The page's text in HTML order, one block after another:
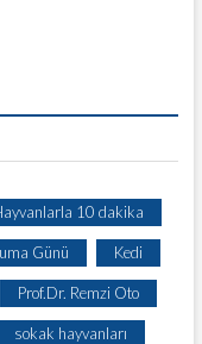
10 dakika
Günü Kedi
Prof.Dr. Remzi Oto
sokak hayvanları